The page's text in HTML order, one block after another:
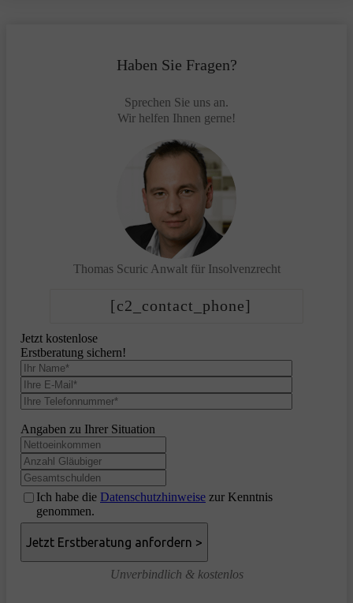
Haben Sie Fragen?
Sprechen Sie uns an.
Wir helfen Ihnen gerne!
Thomas Scuric Anwalt für Insolvenzrecht
[c2_contact_phone]
Jetzt kostenlose
Erstberatung sichern!
Angaben zu Ihrer Situation
Ich habe die Datenschutzhinweise zur Kenntnis
genommen.
Unverbindlich & kostenlos